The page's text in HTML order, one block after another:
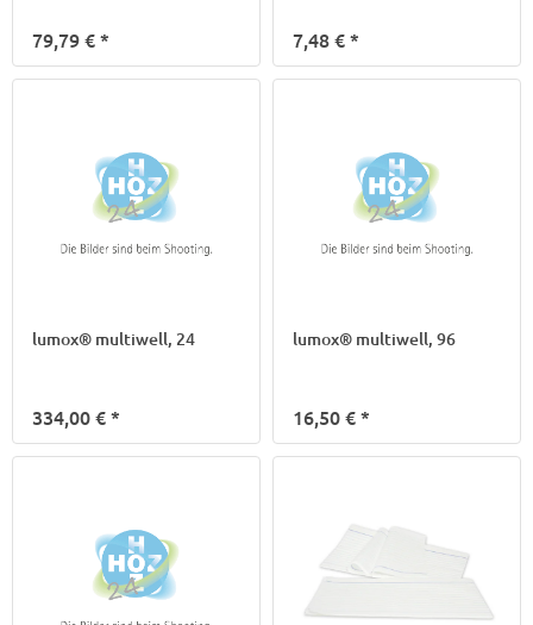
79,79 €* 7,48 €*
lumox® multiwell, 24
334,00 €*
lumox® multiwell, 96
16,50 €*